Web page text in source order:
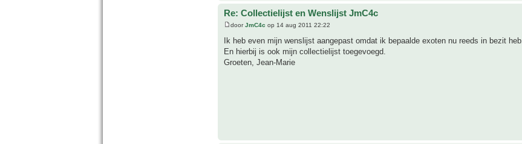
Re: Collectielijst en Wenslijst JmC4c
doorJmC4c op 14 aug 2011 22:22
Ik heb even mijn wenslijst aangepast omdat ik bepaalde exoten nu reeds in bezit heb.
En hierbij is ook mijn collectielijst toegevoegd.
Groeten, Jean-Marie